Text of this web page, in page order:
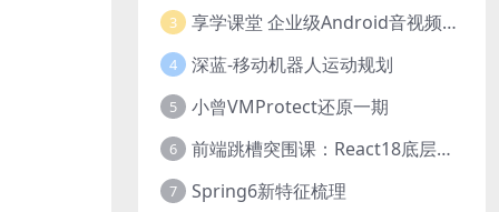
3 享学课堂 企业级Android音视频开发学习路线+项目实战（附源码）
4 深蓝-移动机器人运动规划
5 小曾VMProtect还原一期
6 前端跳槽突围课：React18底层源码深入剖析
7 Spring6新特征梳理